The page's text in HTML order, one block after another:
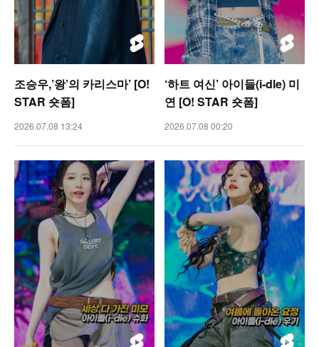
조승우,’왕’의 카리스마’ [O!
STAR 숏폼]
2026.07.08 13:24
‘하트 여신’ 아이들(i-dle) 미
연 [O! STAR 숏폼]
2026.07.08 00:20